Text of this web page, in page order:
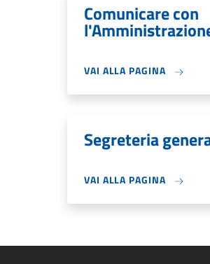
Comunicare con
VAI ALLA PAGINA
Segreteria
VAI ALLA PAGINA